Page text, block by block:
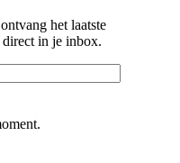
het laatste
direct in je inbox.